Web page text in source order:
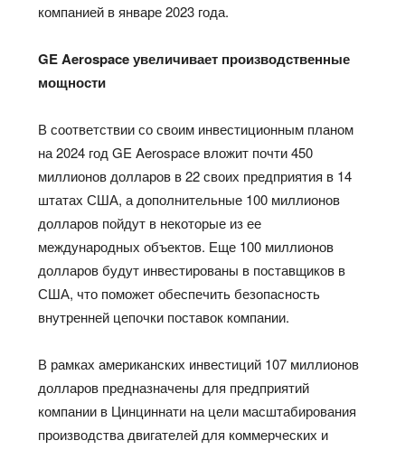
компанией в январе 2023 года.
GE Aerospace увеличивает производственные
мощности
В соответствии со своим инвестиционным планом
на 2024 год GE Aerospace вложит почти 450
миллионов долларов в 22 своих предприятия в 14
штатах США, а дополнительные 100 миллионов
долларов пойдут в некоторые из ее
международных объектов. Еще 100 миллионов
долларов будут инвестированы в поставщиков в
США, что поможет обеспечить безопасность
внутренней цепочки поставок компании.
В рамках американских инвестиций 107 миллионов
долларов предназначены для предприятий
компании в Цинциннати на цели масштабирования
производства двигателей для коммерческих и